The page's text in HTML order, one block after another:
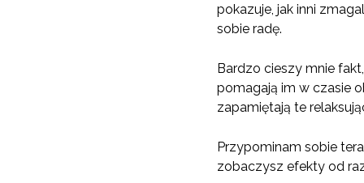
pokazuje, jak inni
sobie radę.
Bardzo cieszy mnie
pomagają im w czasie
zapamiętają te
Przypominam sobie
zobaczysz efekty od